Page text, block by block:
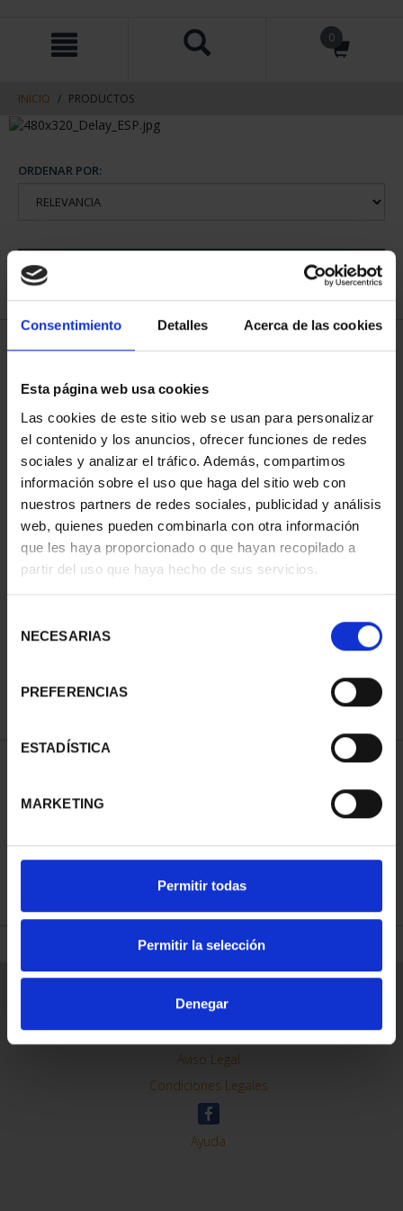
Consentimiento Detalles Acerca de las cookies
Esta página web usa cookies
Las cookies de este sitio web se usan para personalizar
el contenido y los anuncios, ofrecer funciones de redes
sociales y analizar el tráfico. Además, compartimos
información sobre el uso que haga del sitio web con
nuestros partners de redes sociales, publicidad y análisis
web, quienes pueden combinarla con otra información
que les haya proporcionado o que hayan recopilado a
partir del uso que haya hecho de sus servicios.
NECESARIAS
PREFERENCIAS
ESTADÍSTICA
MARKETING
Permitir todas
Permitir la selección
Denegar
contenido
navegacin
0
INICIO PRODUCTOS
ORDENAR POR:
1 Productos encontrados
73,00 €
REFINAR
Contacto
Preguntas Frequentes (FAQs)
Aviso Legal
Condiciones Legales
Ayuda